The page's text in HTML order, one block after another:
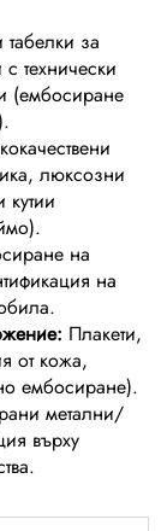
за
технически
(ембосиране
люксозни
кутии
на
на
Плакети,
от кожа,
ембосиране).
метални/
върху